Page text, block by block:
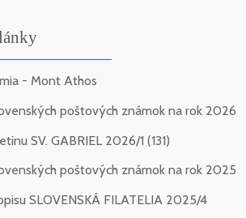
- Mont Athos
poštových známok na rok 2026
SV. GABRIEL 2026/1 (131)
poštových známok na rok 2025
SLOVENSKÁ FILATELIA 2025/4